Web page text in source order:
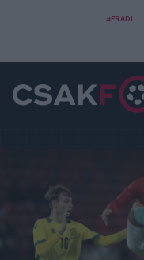
#FRADI